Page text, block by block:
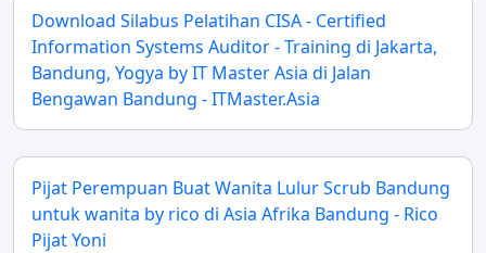
Download Silabus Pelatihan CISA - Certified
Information Systems Auditor - Training di Jakarta,
Bandung, Yogya by IT Master Asia di Jalan
Bengawan Bandung - ITMaster.Asia
Pijat Perempuan Buat Wanita Lulur Scrub Bandung
untuk wanita by rico di Asia Afrika Bandung - Rico
Pijat Yoni